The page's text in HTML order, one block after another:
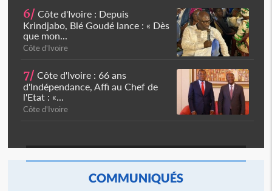
6/ Côte d'Ivoire : Depuis
Krindjabo, Blé Goudé lance : « Dès
que mon...
Côte d'Ivoire
7/ Côte d'Ivoire : 66 ans
d'Indépendance, Affi au Chef de
l'Etat : «...
Côte d'Ivoire
COMMUNIQUÉS